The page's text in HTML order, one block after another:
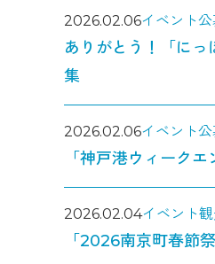
2026.02.06イベント
ありがとう！「に
集
2026.02.06イベント
「神戸港ウィーク
2026.02.04イベント
「2026南京町春節